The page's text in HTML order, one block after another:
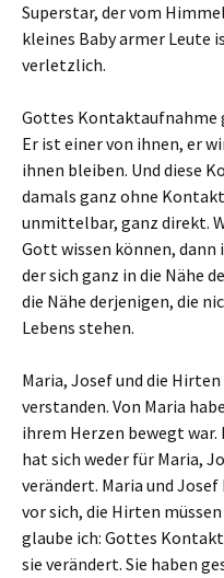
Superstar, der vom
kleines Baby armer Leute
verletzlich.
Gottes Kontaktaufnahme
Er ist einer von ihnen, er
ihnen bleiben. Und diese
damals ganz ohne
unmittelbar, ganz direkt.
Gott wissen können, dann
der sich ganz in die Nähe
die Nähe derjenigen, die
Lebens stehen.
Maria, Josef und die
verstanden. Von Maria
ihrem Herzen bewegt war.
hat sich weder für Maria,
verändert. Maria und
vor sich, die Hirten
glaube ich: Gottes
sie verändert. Sie haben